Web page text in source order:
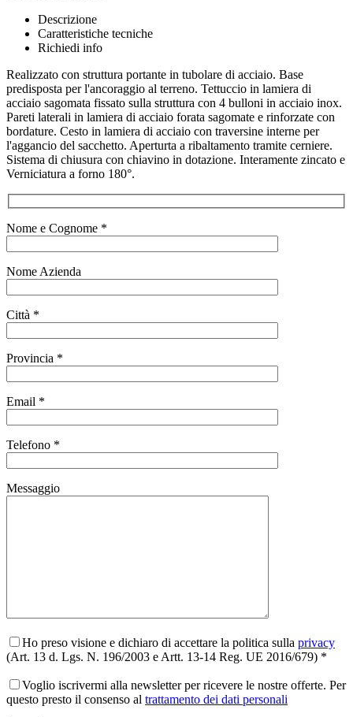
Descrizione
Caratteristiche tecniche
Richiedi info
Realizzato con struttura portante in tubolare di acciaio. Base
predisposta per l'ancoraggio al terreno. Tettuccio in lamiera di
acciaio sagomata fissato sulla struttura con 4 bulloni in acciaio inox.
Pareti laterali in lamiera di acciaio forata sagomate e rinforzate con
bordature. Cesto in lamiera di acciaio con traversine interne per
l'aggancio del sacchetto. Aperturta a ribaltamento tramite cerniere.
Sistema di chiusura con chiavino in dotazione. Interamente zincato e
Verniciatura a forno 180°.
Nome e Cognome *
Nome Azienda
Città *
Provincia *
Email *
Telefono *
Messaggio
Ho preso visione e dichiaro di accettare la politica sulla privacy
(Art. 13 d. Lgs. N. 196/2003 e Artt. 13-14 Reg. UE 2016/679) *
Voglio iscrivermi alla newsletter per ricevere le nostre offerte. Per
questo presto il consenso al trattamento dei dati personali